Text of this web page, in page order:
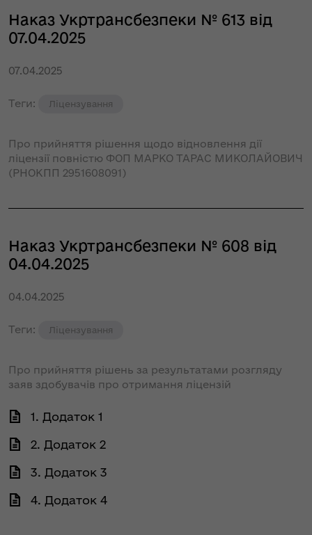
Наказ Укртрансбезпеки № 613 від
07.04.2025
07.04.2025
Теги: Ліцензування
Про прийняття рішення щодо відновлення дії
ліцензії повністю ФОП МАРКО ТАРАС МИКОЛАЙОВИЧ
(РНОКПП 2951608091)
Наказ Укртрансбезпеки № 608 від
04.04.2025
04.04.2025
Теги: Ліцензування
Про прийняття рішень за результатами розгляду
заяв здобувачів про отримання ліцензій
1. Додаток 1
2. Додаток 2
3. Додаток 3
4. Додаток 4